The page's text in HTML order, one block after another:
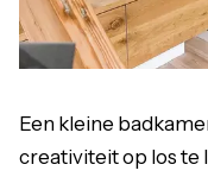
Een kleine
creativiteit op los te